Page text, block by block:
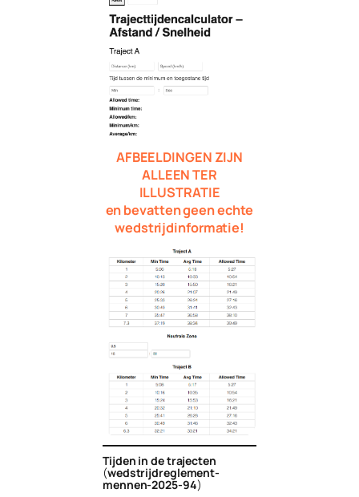
AFBEELDINGEN ZIJN
ALLEEN TER
ILLUSTRATIE
en bevatten geen echte
wedstrijdinformatie!
Tijden in de trajecten
(wedstrijdreglement-
mennen-2025-94)